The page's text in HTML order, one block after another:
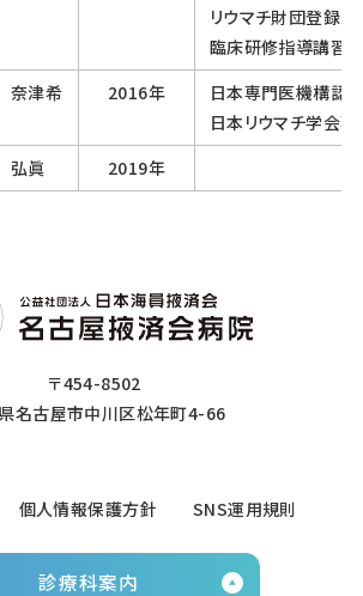
診療科案内
リウマチ財団登録医
臨床研修指導講習
津希 2016年
日本専門医機構認
日本リウマチ学会
眞 2019年
〒454-8502
名古屋市中川区松年町4-66
個人情報保護方針 SNS運用規則
All Rights Reserved.